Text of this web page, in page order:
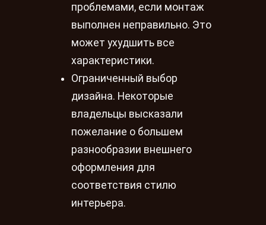
проблемами, если монтаж
выполнен неправильно. Это
может ухудшить все
характеристики.
Ограниченный выбор
дизайна. Некоторые
владельцы высказали
пожелание о большем
разнообразии внешнего
оформления для
соответствия стилю
интерьера.